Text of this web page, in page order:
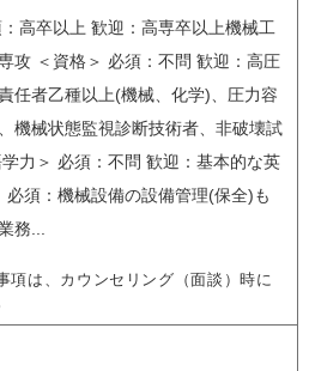
高卒以上 歓迎：高専卒以上機械工
攻 ＜資格＞ 必須：不問 歓迎：高圧
任者乙種以上(機械、化学)、圧力容
機械状態監視診断技術者、非破壊試
力＞ 必須：不問 歓迎：基本的な英
必須：機械設備の設備管理(保全)も
務...
項は、カウンセリング（面談）時に